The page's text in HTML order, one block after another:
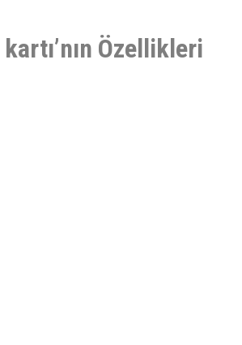
Özellikleri